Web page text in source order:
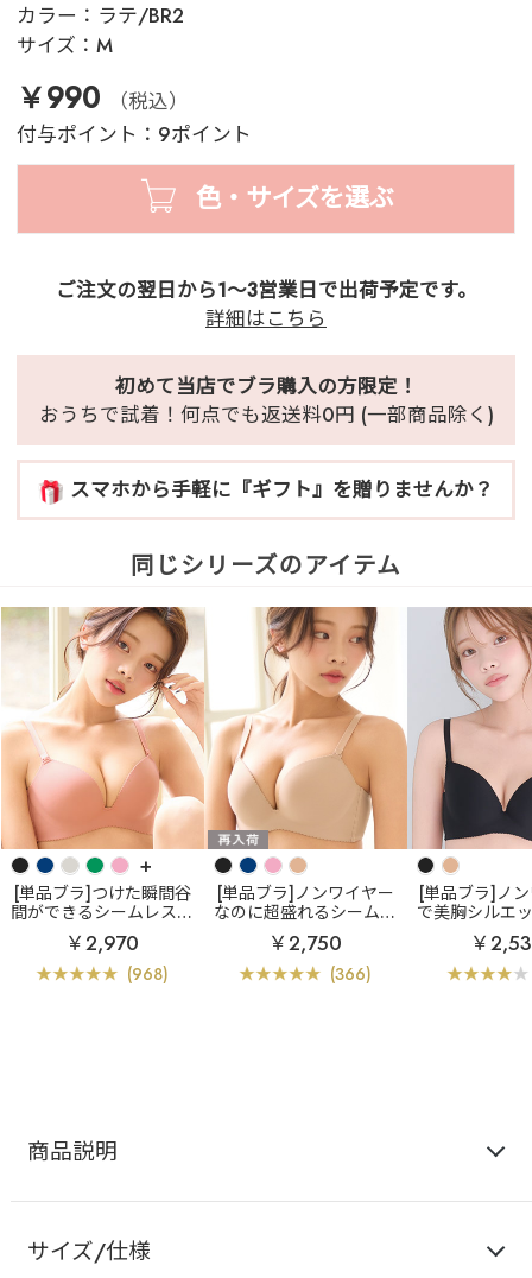
カラー： ラテ/BR2
サイズ： M
￥990
（税込）
付与ポイント：9ポイント
色・サイズを選ぶ
ご注文の翌日から1～3営業日で出荷予定です。
詳細はこちら
初めて当店でブラ購入の方限定！
おうちで試着！何点でも返送料0円 (一部商品除く)
スマホから手軽に『ギフト』を贈りませんか？
同じシリーズのアイテム
+
[単品ブラ]つけた瞬間谷
間ができるシームレスブ
超盛ブラ(R) シーム
レス 単品ブラジャー
￥2,970
(968)
[単品ブラ]ノンワイヤー
なのに超盛れるシームレ
【WEB限定】ノ
ンワイヤー 超盛ブラ(R)
シームレス 単品ブラジャ
ー
￥2,750
(366)
[単品ブラ]ノ
で美胸シルエ
ノン
胸ブラ シー
ブラジ
￥
商品説明
サイズ/仕様